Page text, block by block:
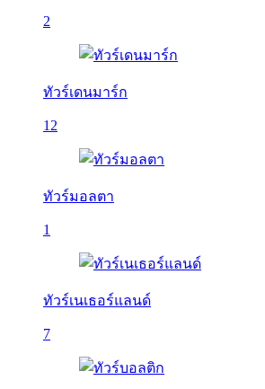
2
ทัวร์เดนมาร์ก
12
ทัวร์มอลตา
1
ทัวร์เนเธอร์แลนด์
7